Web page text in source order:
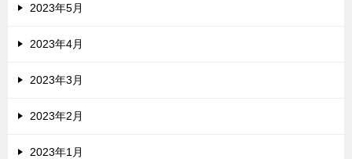
2023年5月
2023年4月
2023年3月
2023年2月
2023年1月